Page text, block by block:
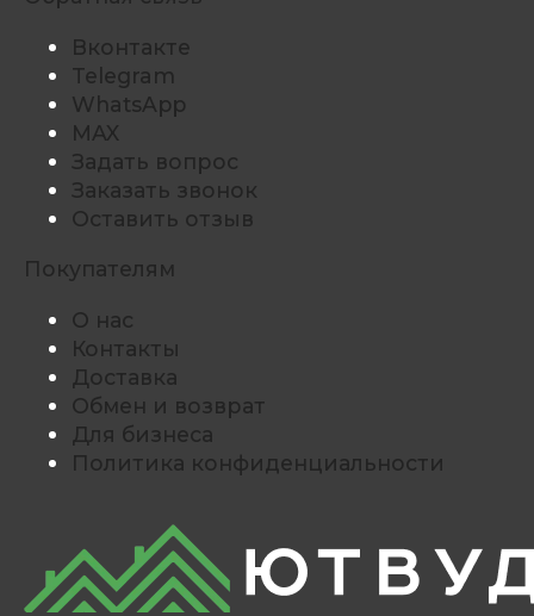
Вконтакте
Telegram
WhatsApp
MAX
Задать вопрос
Заказать звонок
Оставить отзыв
Покупателям
О нас
Контакты
Доставка
Обмен и возврат
Для бизнеса
Политика конфиденциальности